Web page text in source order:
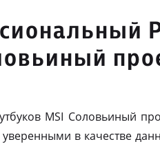
MSI Соловьиный
в качестве